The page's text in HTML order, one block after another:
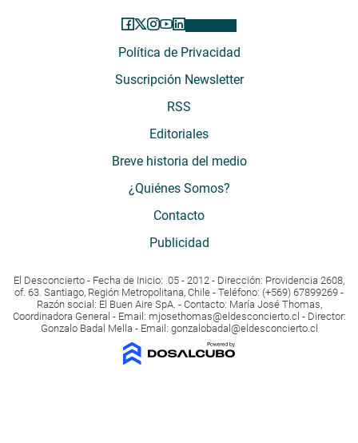
Política de Privacidad
Suscripción Newsletter
RSS
Editoriales
Breve historia del medio
¿Quiénes Somos?
Contacto
Publicidad
El Desconcierto - Fecha de Inicio: 05 - 2012 - Dirección: Providencia 2608,
of. 63. Santiago, Región Metropolitana, Chile - Teléfono: (+569) 67899269 -
Razón social: El Buen Aire SpA. - Contacto: María José Thomas,
Coordinadora General - Email: mjosethomas@eldesconcierto.cl - Director:
Gonzalo Badal Mella - Email: gonzalobadal@eldesconcierto.cl